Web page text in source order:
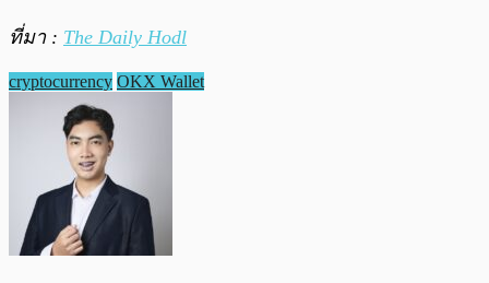
ที่มา : The Daily Hodl
cryptocurrency OKX Wallet